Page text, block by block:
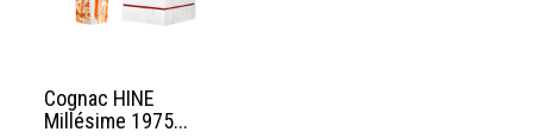
Cognac HINE
Millésime 1975...